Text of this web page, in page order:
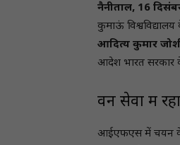
नैनीताल, 16
कुमाऊं विश्वविद्यालय
आदित्य कुमार
आदेश भारत सरकार के
वन सेवा में
आईएफएस में चयन के